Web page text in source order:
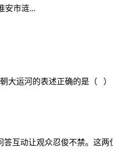
安市涟...
大运河的表述正确的是（ ）
答互动让观众忍俊不禁。这两